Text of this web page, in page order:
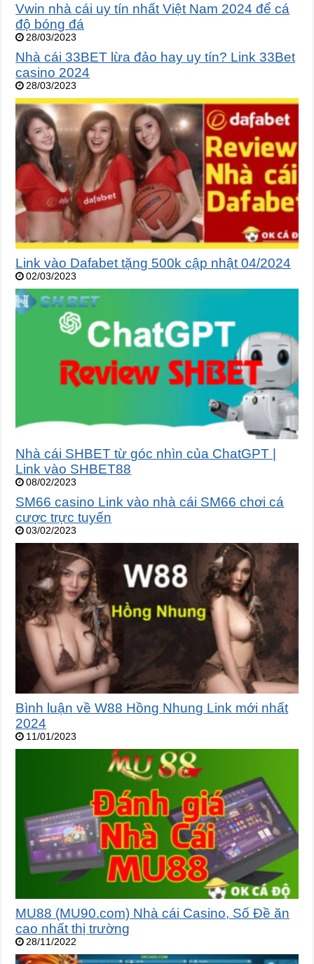
Vwin nhà cái uy tín nhất Việt Nam 2024 để cá
độ bóng đá
28/03/2023
Nhà cái 33BET lừa đảo hay uy tín? Link 33Bet
casino 2024
28/03/2023
Link vào Dafabet tặng 500k cập nhật 04/2024
02/03/2023
Nhà cái SHBET từ góc nhìn của ChatGPT |
Link vào SHBET88
08/02/2023
SM66 casino Link vào nhà cái SM66 chơi cá
cược trực tuyến
03/02/2023
Bình luận về W88 Hồng Nhung Link mới nhất
2024
11/01/2023
MU88 (MU90.com) Nhà cái Casino, Số Đề ăn
cao nhất thị trường
28/11/2022